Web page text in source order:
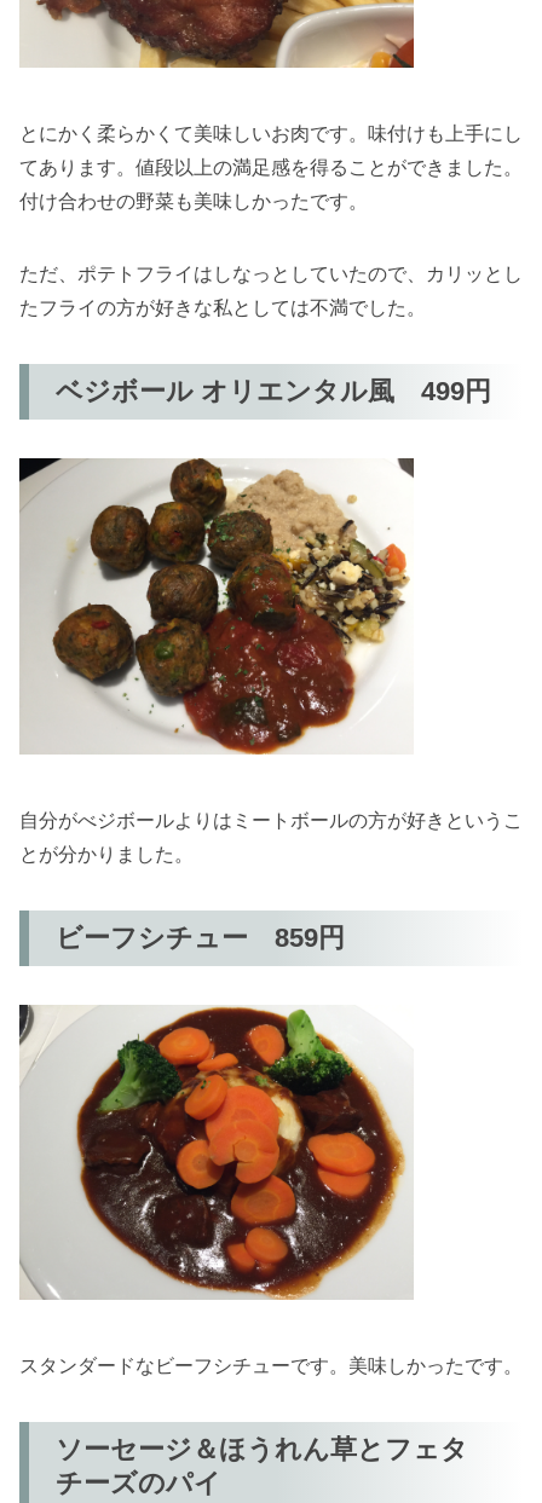
とにかく柔らかくて美味しいお肉です。味付けも上手にし
てあります。値段以上の満足感を得ることができました。
付け合わせの野菜も美味しかったです。
ただ、ポテトフライはしなっとしていたので、カリッとし
たフライの方が好きな私としては不満でした。
ベジボール オリエンタル風 499円
自分がべジボールよりはミートボールの方が好きというこ
とが分かりました。
ビーフシチュー 859円
スタンダードなビーフシチューです。美味しかったです。
ソーセージ＆ほうれん草とフェタ
チーズのパイ